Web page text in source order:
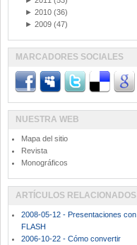
► 2010 (36)
► 2009 (47)
MARCADORES SOCIALES
NUESTRA WEB
Mapa del sitio
Revista
Monográficos
ARTÍCULOS RELACIONADOS
2008-05-12 - Presentaciones con
FLASH
2006-10-22 - Cómo convertir